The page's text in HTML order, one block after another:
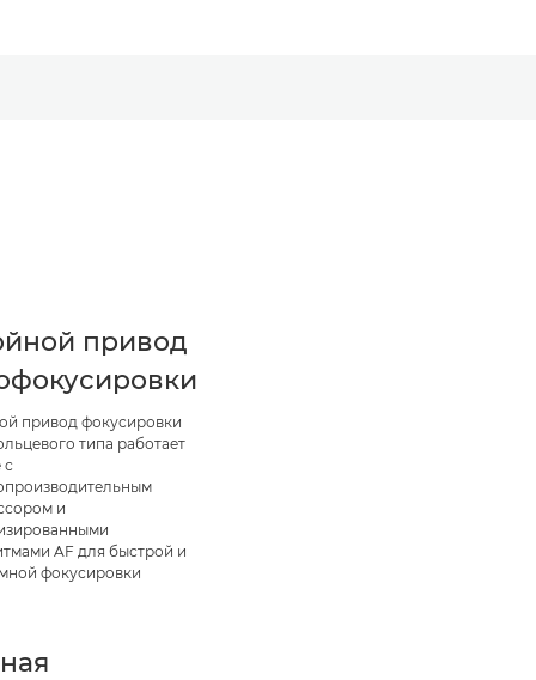
привод
привод фокусировки
типа работает
с
и
AF для быстрой и
фокусировки